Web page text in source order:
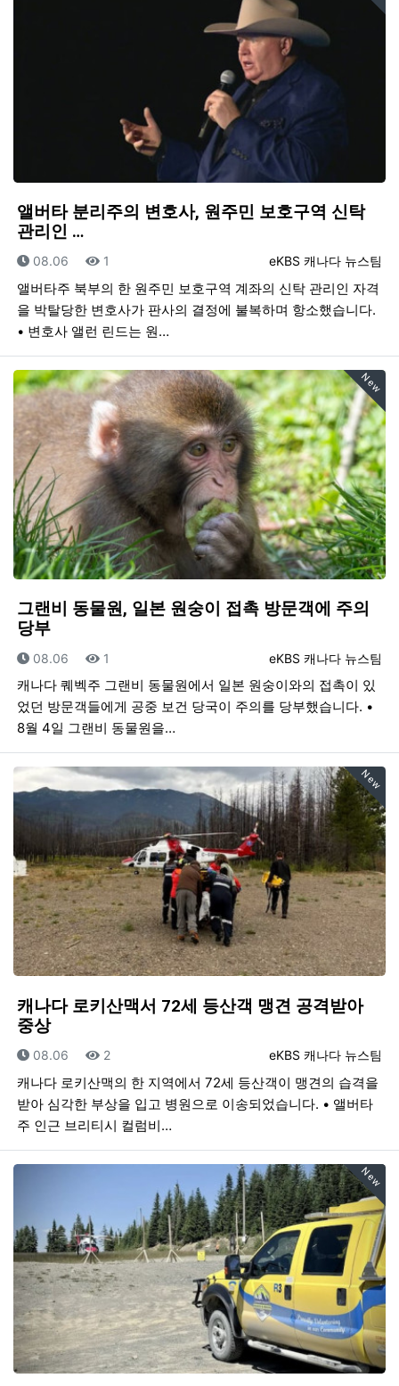
앨버타 분리주의 변호사, 원주민 보호구역 신탁
관리인 …
등록자
eKBS 캐나다 뉴스팀
등록일
08.06 조회
1
앨버타주 북부의 한 원주민 보호구역 계좌의 신탁 관리인 자격
을 박탈당한 변호사가 판사의 결정에 불복하며 항소했습니다.
• 변호사 앨런 린드는 원…
New
그랜비 동물원, 일본 원숭이 접촉 방문객에 주의
당부
등록자
eKBS 캐나다 뉴스팀
등록일
08.06 조회
1
캐나다 퀘벡주 그랜비 동물원에서 일본 원숭이와의 접촉이 있
었던 방문객들에게 공중 보건 당국이 주의를 당부했습니다. •
8월 4일 그랜비 동물원을…
New
캐나다 로키산맥서 72세 등산객 맹견 공격받아
중상
등록자
eKBS 캐나다 뉴스팀
등록일
08.06 조회
2
캐나다 로키산맥의 한 지역에서 72세 등산객이 맹견의 습격을
받아 심각한 부상을 입고 병원으로 이송되었습니다. • 앨버타
주 인근 브리티시 컬럼비…
New